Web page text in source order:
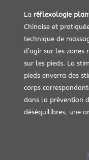
La réflexologie
Chinoise et
technique de
d’agir sur les
sur les pieds. La
pieds enverra des
corps
dans la prévention
déséquilibres, une